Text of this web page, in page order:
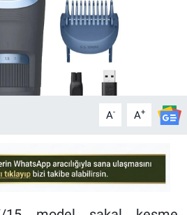
A- A+